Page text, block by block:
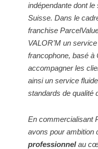
indépendante dont
Suisse. Dans le
franchise
VALOR’M un
francophone, basé à
accompagner les
ainsi un service
standards de qualité
En commercialisant
avons pour ambition
professionnelau